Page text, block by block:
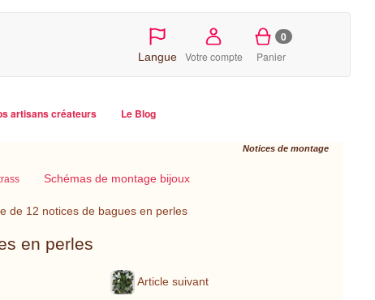
Langue Votre compte
0
Panier
artisans créateurs Le Blog
Notices de montage
Schémas de montage bijoux
de 12 notices de bagues en perles
en perles
Article suivant